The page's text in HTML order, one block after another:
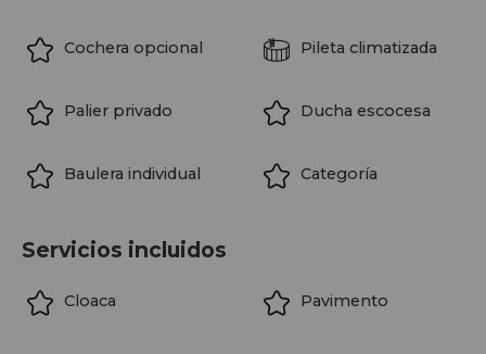
Una oportunidad única para desarrollar una propuesta
visibilidad y gran potencial de posicionamiento en el
corazón de Recoleta.
Cochera opcional Pileta climatizada
Palier privado Ducha escocesa
Baulera individual Categoría
Servicios incluidos
Cloaca Pavimento